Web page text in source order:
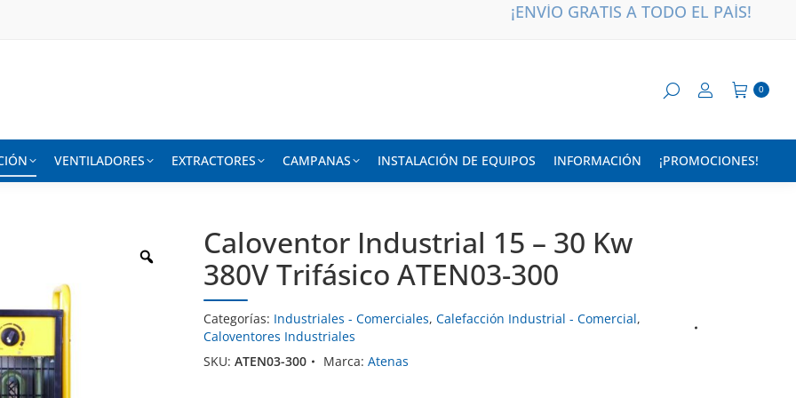
¡ENVÍO GRATIS A TODO EL PAÍS!
0
VENTILADORES EXTRACTORES CAMPANAS INSTALACIÓN DE EQUIPOS INFORMACIÓN ¡PROMOCIONES!
Caloventor Industrial 15 – 30 Kw
380V Trifásico ATEN03-300
Categorías: Industriales - Comerciales,Calefacción Industrial - Comercial,
Caloventores Industriales
SKU:ATEN03-300 Marca:Atenas